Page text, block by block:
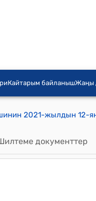
Кайтарым байланышЖаңы
документтер